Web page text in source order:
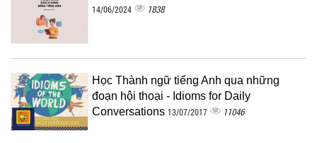
14/06/2024 1838
Học Thành ngữ tiếng Anh qua những
đoạn hội thoại - Idioms for Daily
Conversations 13/07/2017 11046